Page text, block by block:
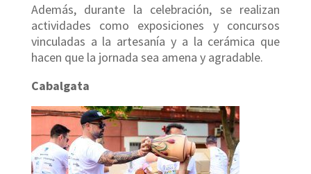
Además, durante la celebración, se realizan
actividades como exposiciones y concursos
vinculadas a la artesanía y a la cerámica que
hacen que la jornada sea amena y agradable.
Cabalgata